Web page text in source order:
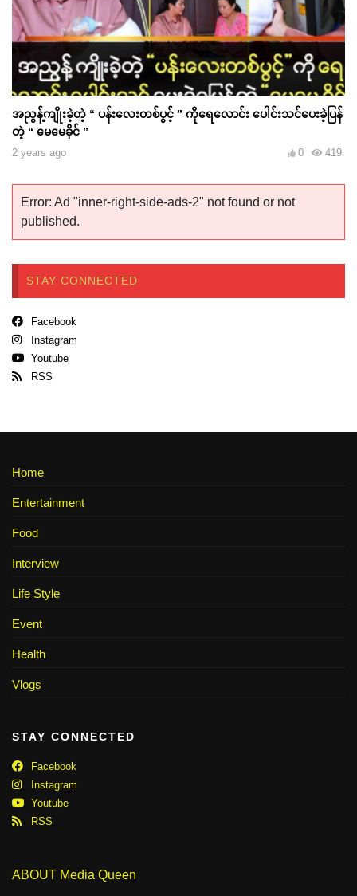
အညွန့်ကျိုးခဲ့တဲ့ “ ပန်းလေးတစ်ပွင့် ” ကိုရေလောင်း ပေါင်းသင်ပေးခဲ့ပြန်
တဲ့ “ မေမေခိုင် ”
2 years ago 419
0
Error: Ad "inner-right-side-ads-2" not found or not
published.
STAY CONNECTED
Facebook
Instagram
Youtube
RSS
Home
Entertainment
Food
Interview
Life Style
Event
Health
Vlogs
STAY CONNECTED
Facebook
Instagram
Youtube
RSS
ABOUT Media Queen